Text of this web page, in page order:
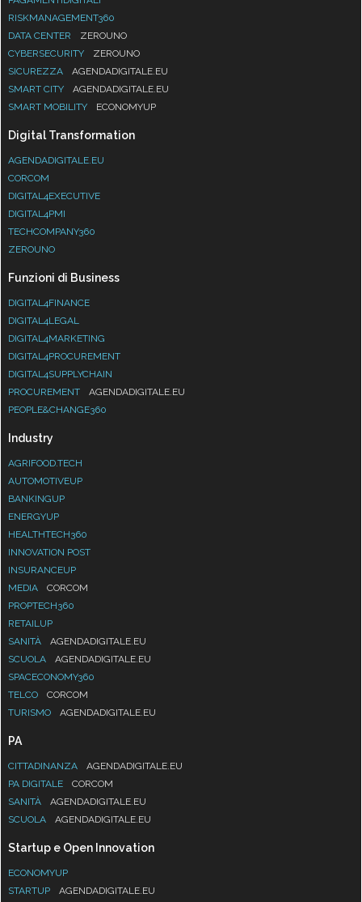
RISKMANAGEMENT360
DATA CENTER
ZEROUNO
CYBERSECURITY
ZEROUNO
SICUREZZA
AGENDADIGITALE.EU
SMART CITY
AGENDADIGITALE.EU
SMART MOBILITY
ECONOMYUP
Digital Transformation
AGENDADIGITALE.EU
CORCOM
DIGITAL4EXECUTIVE
DIGITAL4PMI
TECHCOMPANY360
ZEROUNO
Funzioni di Business
DIGITAL4FINANCE
DIGITAL4LEGAL
DIGITAL4MARKETING
DIGITAL4PROCUREMENT
DIGITAL4SUPPLYCHAIN
PROCUREMENT
AGENDADIGITALE.EU
PEOPLE&CHANGE360
Industry
AGRIFOOD.TECH
AUTOMOTIVEUP
BANKINGUP
ENERGYUP
HEALTHTECH360
INNOVATION POST
INSURANCEUP
MEDIA
CORCOM
PROPTECH360
RETAILUP
SANITÀ
AGENDADIGITALE.EU
SCUOLA
AGENDADIGITALE.EU
SPACECONOMY360
TELCO
CORCOM
TURISMO
AGENDADIGITALE.EU
PA
CITTADINANZA
AGENDADIGITALE.EU
PA DIGITALE
CORCOM
SANITÀ
AGENDADIGITALE.EU
SCUOLA
AGENDADIGITALE.EU
Startup e Open Innovation
ECONOMYUP
STARTUP
AGENDADIGITALE.EU